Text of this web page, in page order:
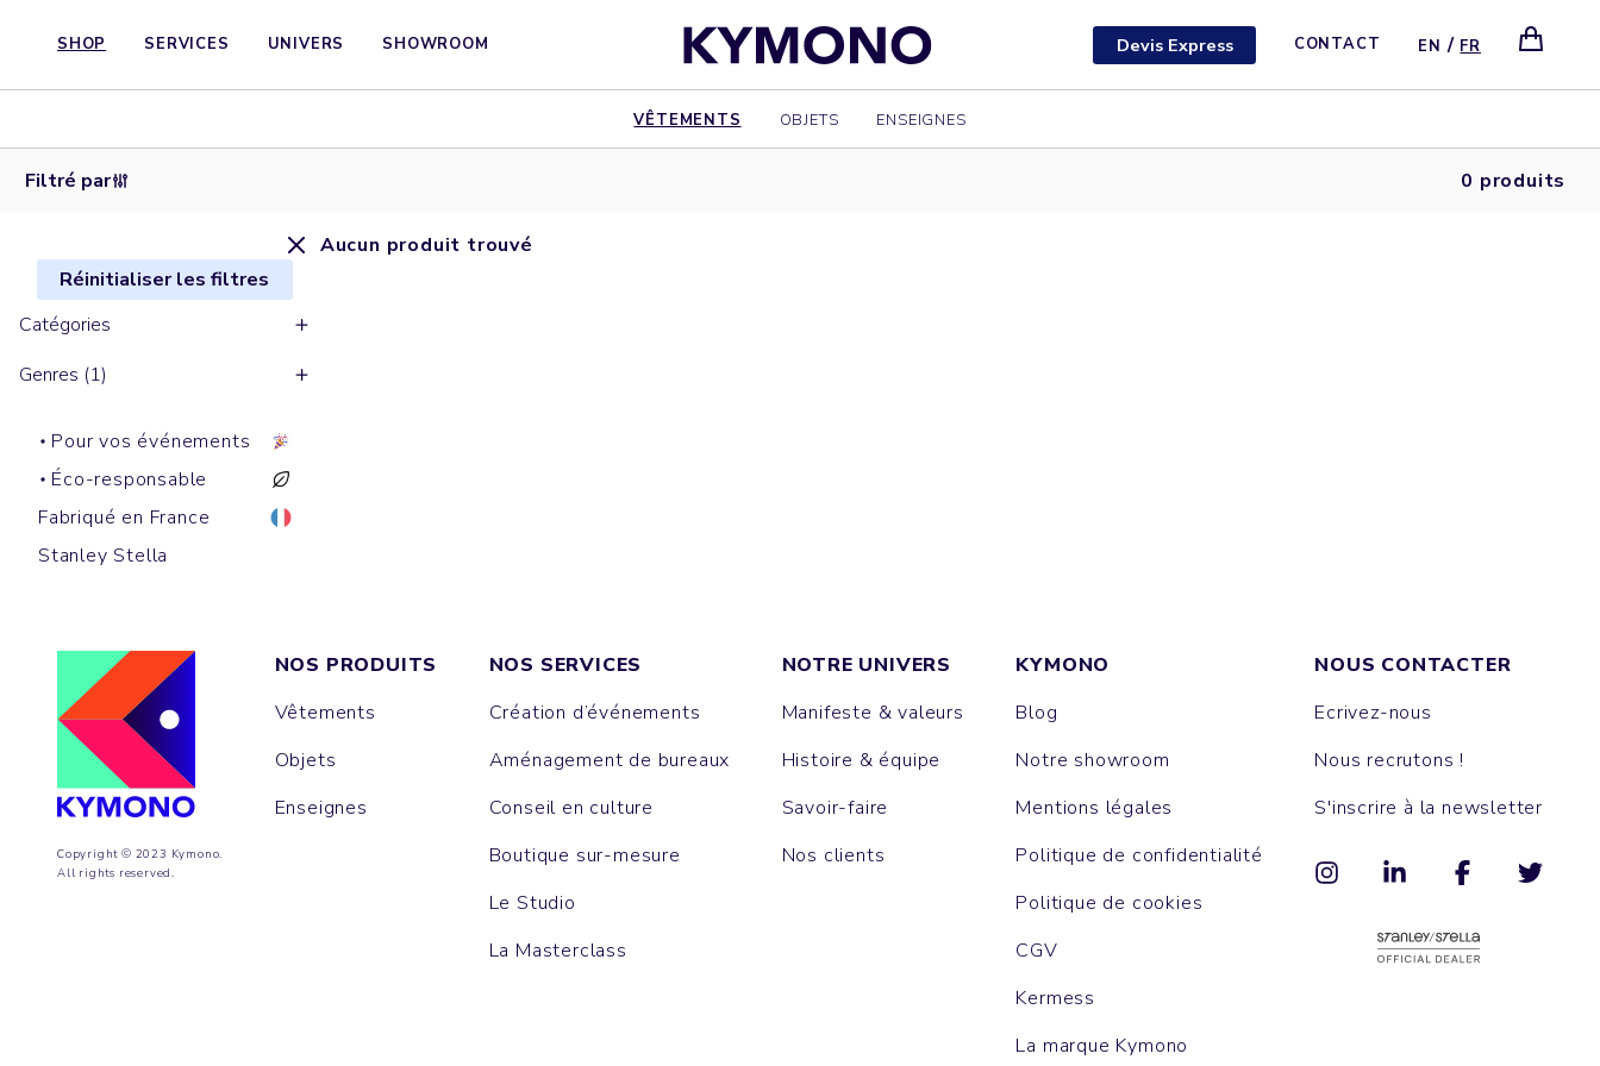
SHOP SERVICES UNIVERS SHOWROOM Devis Express CONTACT EN / FR
VÊTEMENTS OBJETS ENSEIGNES
Filtré par 0 produits
Réinitialiser les filtres
Catégories
Genres (1)
Pour vos événements
Éco-responsable
Fabriqué en France
Stanley Stella
Aucun produit trouvé
Copyright © 2023 Kymono.
All rights reserved.
NOS PRODUITS
Vêtements
Objets
Enseignes
NOS SERVICES
Création d’événements
Aménagement de bureaux
Conseil en culture
Boutique sur-mesure
Le Studio
La Masterclass
NOTRE UNIVERS
Manifeste & valeurs
Histoire & équipe
Savoir-faire
Nos clients
KYMONO
Blog
Notre showroom
Mentions légales
Politique de confidentialité
Politique de cookies
CGV
Kermess
La marque Kymono
NOUS CONTACTER
Ecrivez-nous
Nous recrutons !
S'inscrire à la newsletter